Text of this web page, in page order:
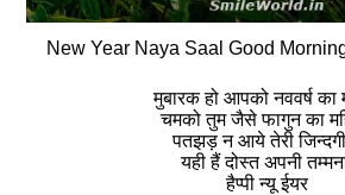
New Year Naya Saal Good
मुबारक हो आपको नववर्ष का
चमको तुम जैसे फागुन का
पतझड़ न आये तेरी
यही हैं दोस्त अपनी
हैप्पी न्यू ईयर